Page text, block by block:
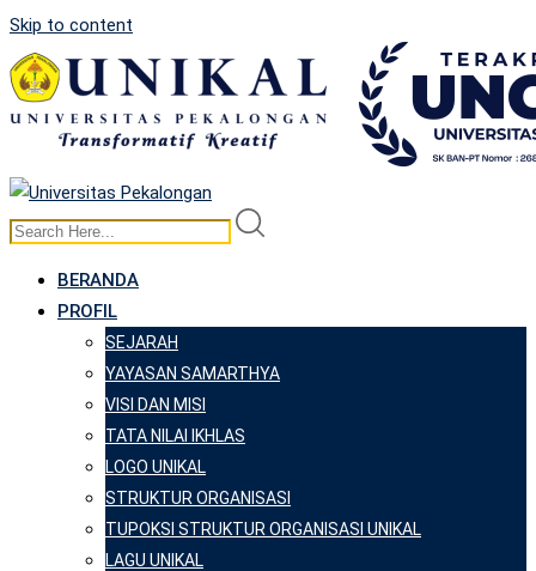
Skip to content
BERANDA
PROFIL
SEJARAH
YAYASAN SAMARTHYA
VISI DAN MISI
TATA NILAI IKHLAS
LOGO UNIKAL
STRUKTUR ORGANISASI
TUPOKSI STRUKTUR ORGANISASI UNIKAL
LAGU UNIKAL